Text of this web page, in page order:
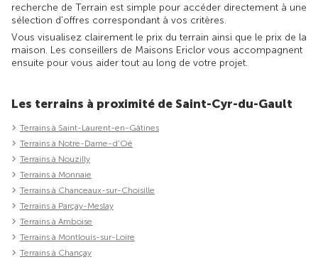
recherche de Terrain est simple pour accéder directement à une
sélection d'offres correspondant à vos critères.
Vous visualisez clairement le prix du terrain ainsi que le prix de la
maison. Les conseillers de Maisons Ericlor vous accompagnent
ensuite pour vous aider tout au long de votre projet.
Les terrains à proximité de Saint-Cyr-du-Gault
Terrains à Saint-Laurent-en-Gâtines
Terrains à Notre-Dame-d'Oé
Terrains à Nouzilly
Terrains à Monnaie
Terrains à Chanceaux-sur-Choisille
Terrains à Parçay-Meslay
Terrains à Amboise
Terrains à Montlouis-sur-Loire
Terrains à Chançay